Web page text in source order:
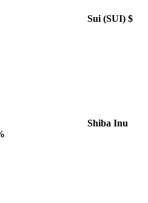
Sui (SUI) $
Shiba Inu